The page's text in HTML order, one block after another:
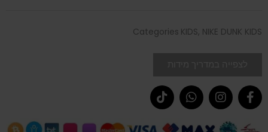
Categories KIDS, NIKE DUNK KIDS